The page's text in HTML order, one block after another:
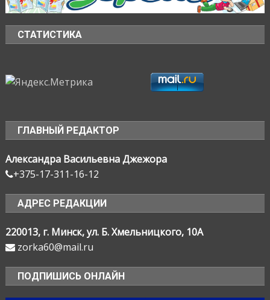
СТАТИСТИКА
ГЛАВНЫЙ РЕДАКТОР
Александра Васильевна Джежора
+375-17-311-16-12
АДРЕС РЕДАКЦИИ
220013, г. Минск, ул. Б. Хмельницкого, 10А
zorka60@mail.ru
ПОДПИШИСЬ ОНЛАЙН